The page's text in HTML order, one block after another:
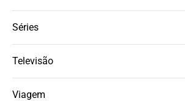
Séries
Televisão
Viagem